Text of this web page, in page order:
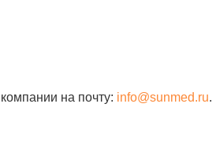
на почту: info@sunmed.ru.